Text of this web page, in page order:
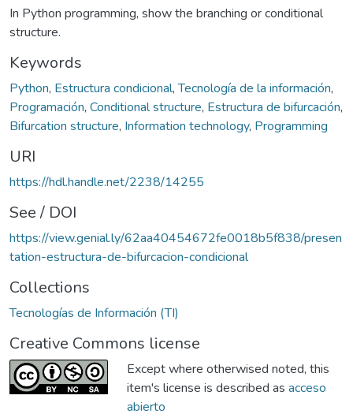
In Python programming, show the branching or conditional
structure.
Keywords
Python, Estructura condicional,Tecnología de la información,
Programación, Conditional structure, Estructura de bifurcación,
Bifurcation structure, Information technology, Programming
URI
https://hdl.handle.net/2238/14255
See / DOI
https://view.genial.ly/62aa40454672fe0018b5f838/presen
tation-estructura-de-bifurcacion-condicional
Collections
Tecnologías de Información (TI)
Creative Commons license
Except where otherwised noted, this
item's license is described as acceso
abierto